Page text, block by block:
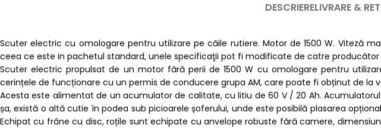
DESCRIERELIVRARE &
Scuter electric cu omologare pentru utilizare pe căile rutiere. Motor de 1500 W. Viteză
ceea ce este in pachetul standard, unele specificaţii pot fi modificate de catre
Scuter electric propulsat de un motor fără perii de 1500 W cu omologare pentru
cerințele de funcționare cu un permis de conducere grupa AM, care poate fi obținut de la
Acesta este alimentat de un acumulator de calitate, cu litiu de 60 V / 20 Ah.
șa, există o altă cutie în podea sub picioarele șoferului, unde este posibilă plasarea
Echipat cu frâne cu disc, roțile sunt echipate cu anvelope robuste fără camere,